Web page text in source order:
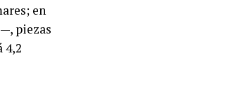
en
piezas
4,2